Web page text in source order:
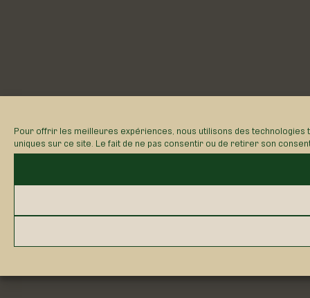
Pour offrir les meilleures expériences, nous utilisons des
uniques sur ce site. Le fait de ne pas consentir ou de retirer son